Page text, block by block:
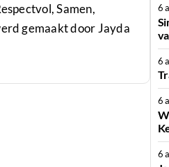
Samen,
gemaakt door Jayda
6
6
6
6